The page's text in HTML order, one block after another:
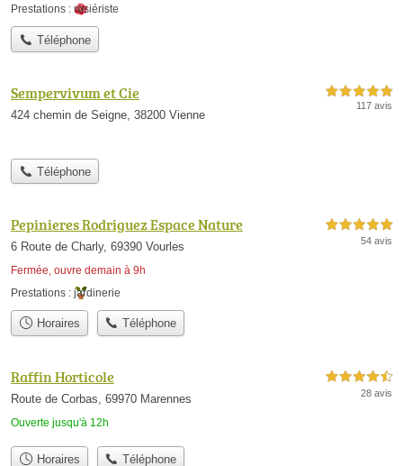
Prestations : rosiériste
Téléphone
Sempervivum et Cie
424 chemin de Seigne, 38200 Vienne
5,0 étoiles sur 5
117 avis
Téléphone
Pepinieres Rodriguez Espace Nature
6 Route de Charly, 69390 Vourles
Fermée, ouvre demain à 9h
5,0 étoiles sur 5
54 avis
Prestations : jardinerie
Horaires Téléphone
Raffin Horticole
Route de Corbas, 69970 Marennes
Ouverte jusqu'à 12h
4,5 étoiles sur 5
28 avis
Horaires Téléphone